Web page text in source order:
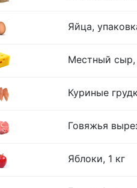
Яйца,
Местный сыр,
Куриные
Говяжья
Яблоки, 1 кг